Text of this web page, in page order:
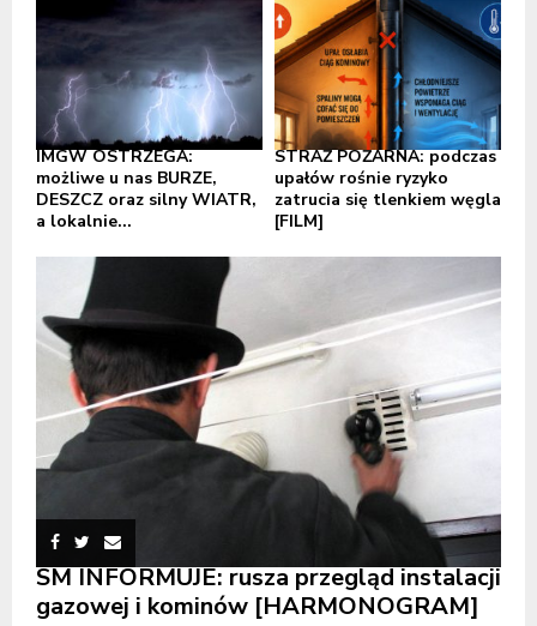
IMGW OSTRZEGA:
możliwe u nas BURZE,
DESZCZ oraz silny WIATR,
a lokalnie...
STRAŻ POŻARNA: podczas
upałów rośnie ryzyko
zatrucia się tlenkiem węgla
[FILM]
SM INFORMUJE: rusza przegląd instalacji
gazowej i kominów [HARMONOGRAM]